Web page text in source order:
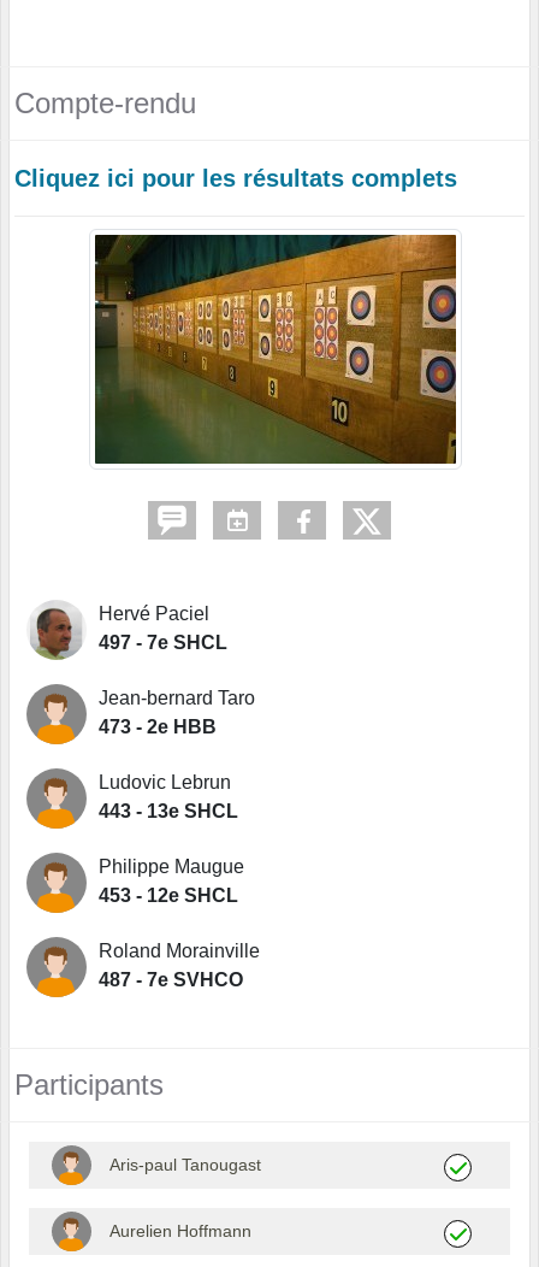
Compte-rendu
Cliquez ici pour les résultats complets
Hervé Paciel
497 - 7e SHCL
Jean-bernard Taro
473 - 2e HBB
Ludovic Lebrun
443 - 13e SHCL
Philippe Maugue
453 - 12e SHCL
Roland Morainville
487 - 7e SVHCO
Participants
Aris-paul Tanougast
Aurelien Hoffmann